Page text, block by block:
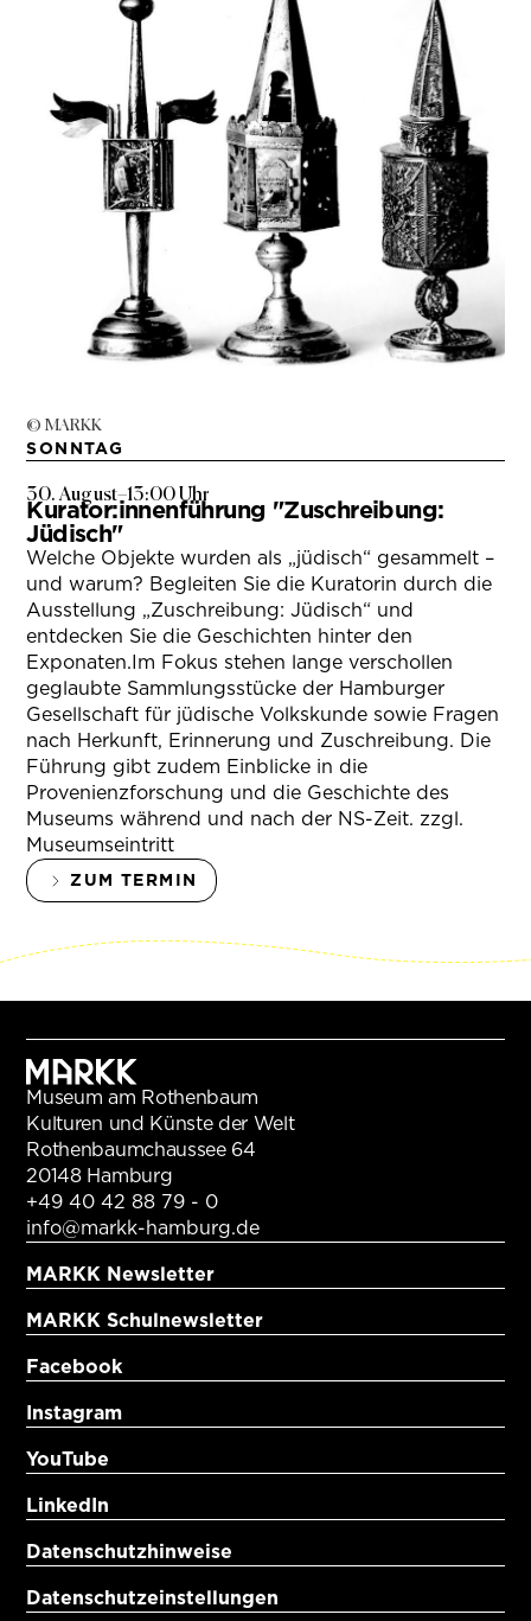
© MARKK
SONNTAG
30. August–13:00 Uhr
Kurator:innenführung "Zuschreibung:
Jüdisch"
Welche Objekte wurden als „jüdisch“ gesammelt –
und warum? Begleiten Sie die Kuratorin durch die
Ausstellung „Zuschreibung: Jüdisch“ und
entdecken Sie die Geschichten hinter den
Exponaten.Im Fokus stehen lange verschollen
geglaubte Sammlungsstücke der Hamburger
Gesellschaft für jüdische Volkskunde sowie Fragen
nach Herkunft, Erinnerung und Zuschreibung. Die
Führung gibt zudem Einblicke in die
Provenienzforschung und die Geschichte des
Museums während und nach der NS-Zeit. zzgl.
Museumseintritt
ZUM TERMIN
Museum am Rothenbaum
Kulturen und Künste der Welt
Rothenbaumchaussee 64
20148 Hamburg
+49 40 42 88 79 - 0
info@markk-hamburg.de
MARKK Newsletter
MARKK Schulnewsletter
Facebook
Instagram
YouTube
LinkedIn
Datenschutzhinweise
Datenschutzeinstellungen